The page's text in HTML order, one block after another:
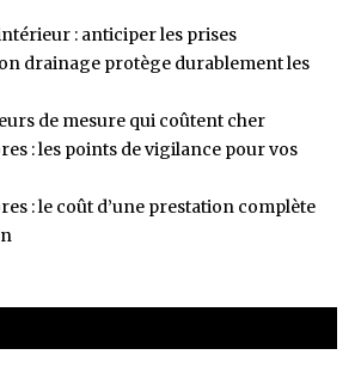
: anticiper les prises
drainage protège durablement les
de mesure qui coûtent cher
: les points de vigilance pour vos
: le coût d’une prestation complète